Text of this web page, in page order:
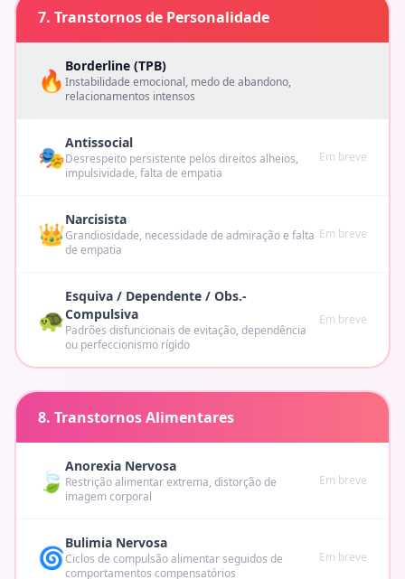
7. Transtornos de Personalidade
🔥 Borderline (TPB)
Instabilidade emocional, medo de abandono,
relacionamentos intensos
🎭Antissocial
Desrespeito persistente pelos direitos alheios,
impulsividade, falta de empatia
Em breve
👑Narcisista
Grandiosidade, necessidade de admiração e falta
de empatia
Em breve
🐢
Esquiva / Dependente / Obs.-
Compulsiva
Padrões disfuncionais de evitação, dependência
ou perfeccionismo rígido
Em breve
8. Transtornos Alimentares
🍃 Anorexia Nervosa
Restrição alimentar extrema, distorção de
imagem corporal
Em breve
🌀Bulimia Nervosa
Ciclos de compulsão alimentar seguidos de
comportamentos compensatórios
Em breve